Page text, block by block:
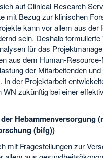
auf Clinical Research
mit Bezug zur klinischen
kann vor allem aus der
sein. Deshalb
für das
aus dem Human-
der Mitarbeitenden
In der Projektarbeit
WN zukünftig bei einer
Hebammenversorgung
(bifg))
mit Fragestellungen zur